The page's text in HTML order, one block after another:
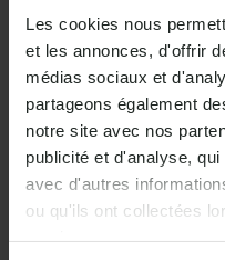
Les cookies nous
et les annonces, d'offrir
médias sociaux et
partageons également
notre site avec nos
publicité et d'analyse,
avec d'autres
ou qu'ils ont collectées
Openingsdagen
De markt loopt van
Maandag t/m
Vrijdag, zaterdag en